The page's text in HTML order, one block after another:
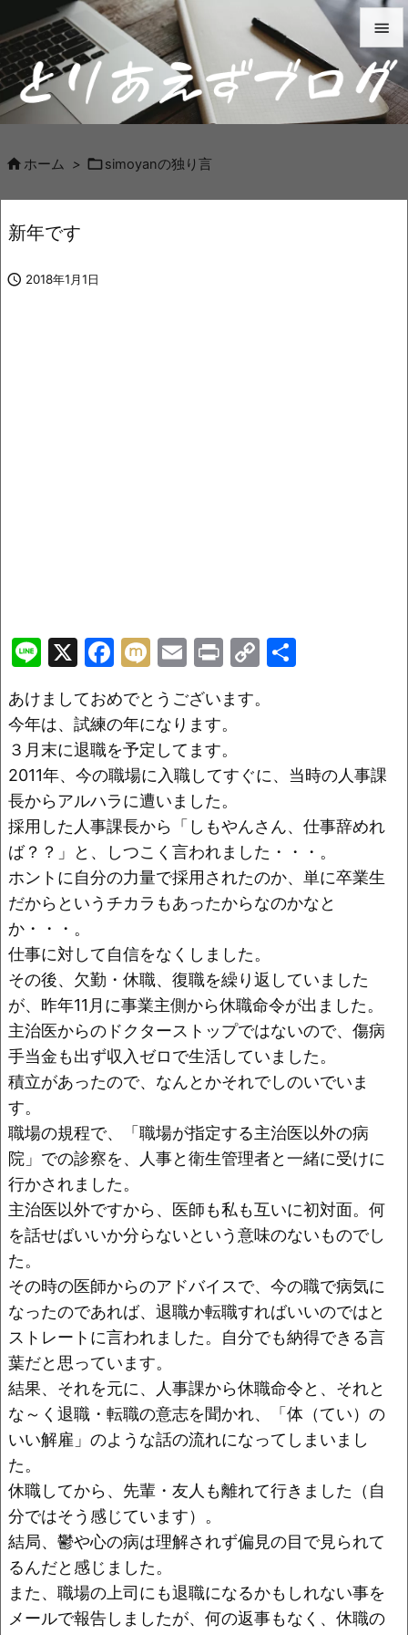


メニュ

 ホーム > simoyanの独り言
新年です
 2018年1月1日
Li
e
X
F
c
e
b
o
o
k
M
i
E
ai
l
Pr
t
C
Li
k
あけましておめでとうございます。
今年は、試練の年になります。
３月末に退職を予定してます。
2011年、今の職場に入職してすぐに、当時の人事課
長からアルハラに遭いました。
採用した人事課長から「しもやんさん、仕事辞めれ
ば？？」と、しつこく言われました・・・。
ホントに自分の力量で採用されたのか、単に卒業生
だからというチカラもあったからなのかなと
か・・・。
仕事に対して自信をなくしました。
その後、欠勤・休職、復職を繰り返していました
が、昨年11月に事業主側から休職命令が出ました。
主治医からのドクターストップではないので、傷病
手当金も出ず収入ゼロで生活していました。
積立があったので、なんとかそれでしのいでいま
す。
職場の規程で、「職場が指定する主治医以外の病
院」での診察を、人事と衛生管理者と一緒に受けに
行かされました。
主治医以外ですから、医師も私も互いに初対面。何
を話せばいいか分らないという意味のないものでし
た。
その時の医師からのアドバイスで、今の職で病気に
なったのであれば、退職か転職すればいいのではと
ストレートに言われました。自分でも納得できる言
葉だと思っています。
結果、それを元に、人事課から休職命令と、それと
な～く退職・転職の意志を聞かれ、「体（てい）の
いい解雇」のような話の流れになってしまいまし
た。
休職してから、先輩・友人も離れて行きました（自
分ではそう感じています）。
結局、鬱や心の病は理解されず偏見の目で見られて
るんだと感じました。
また、職場の上司にも退職になるかもしれない事を
メールで報告しましたが、何の返事もなく、休職の